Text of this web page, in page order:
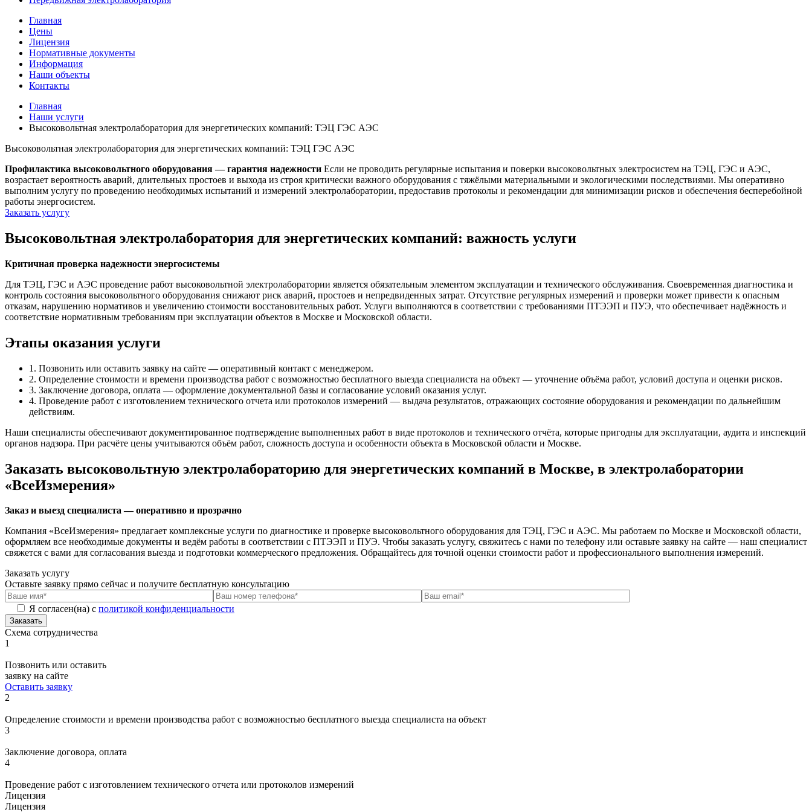
Главная
Цены
Лицензия
Нормативные документы
Информация
Наши объекты
Контакты
Главная
Наши услуги
Высоковольтная электролаборатория для энергетических компаний: ТЭЦ ГЭС АЭС
Высоковольтная электролаборатория для энергетических компаний: ТЭЦ ГЭС АЭС
Профилактика высоковольтного оборудования — гарантия надежности Если не проводить регулярные испытания и поверки высоковольтных электросистем на ТЭЦ, ГЭС и АЭС,
возрастает вероятность аварий, длительных простоев и выхода из строя критически важного оборудования с тяжёлыми материальными и экологическими последствиями. Мы оперативно
выполним услугу по проведению необходимых испытаний и измерений электролаборатории, предоставив протоколы и рекомендации для минимизации рисков и обеспечения бесперебойной
работы энергосистем.
Заказать услугу
Высоковольтная электролаборатория для энергетических компаний: важность услуги
Критичная проверка надежности энергосистемы
Для ТЭЦ, ГЭС и АЭС проведение работ высоковольтной электролаборатории является обязательным элементом эксплуатации и технического обслуживания. Своевременная диагностика и
контроль состояния высоковольтного оборудования снижают риск аварий, простоев и непредвиденных затрат. Отсутствие регулярных измерений и проверки может привести к опасным
отказам, нарушению нормативов и увеличению стоимости восстановительных работ. Услуги выполняются в соответствии с требованиями ПТЭЭП и ПУЭ, что обеспечивает надёжность и
соответствие нормативным требованиям при эксплуатации объектов в Москве и Московской области.
Этапы оказания услуги
1. Позвонить или оставить заявку на сайте — оперативный контакт с менеджером.
2. Определение стоимости и времени производства работ с возможностью бесплатного выезда специалиста на объект — уточнение объёма работ, условий доступа и оценки рисков.
3. Заключение договора, оплата — оформление документальной базы и согласование условий оказания услуг.
4. Проведение работ с изготовлением технического отчета или протоколов измерений — выдача результатов, отражающих состояние оборудования и рекомендации по дальнейшим
действиям.
Наши специалисты обеспечивают документированное подтверждение выполненных работ в виде протоколов и технического отчёта, которые пригодны для эксплуатации, аудита и инспекций
органов надзора. При расчёте цены учитываются объём работ, сложность доступа и особенности объекта в Московской области и Москве.
Заказать высоковольтную электролабораторию для энергетических компаний в Москве, в электролаборатории
«ВсеИзмерения»
Заказ и выезд специалиста — оперативно и прозрачно
Компания «ВсеИзмерения» предлагает комплексные услуги по диагностике и проверке высоковольтного оборудования для ТЭЦ, ГЭС и АЭС. Мы работаем по Москве и Московской области,
оформляем все необходимые документы и ведём работы в соответствии с ПТЭЭП и ПУЭ. Чтобы заказать услугу, свяжитесь с нами по телефону или оставьте заявку на сайте — наш специалист
свяжется с вами для согласования выезда и подготовки коммерческого предложения. Обращайтесь для точной оценки стоимости работ и профессионального выполнения измерений.
Заказать услугу
Оставьте заявку прямо сейчас и получите бесплатную консультацию
Я согласен(на) с политикой конфиденциальности
Заказать
Схема сотрудничества
1
Позвонить или оставить
заявку на сайте
Оставить заявку
2
Определение стоимости и времени производства работ с возможностью бесплатного выезда специалиста на объект
3
Заключение договора, оплата
4
Проведение работ с изготовлением технического отчета или протоколов измерений
Лицензия
Лицензия